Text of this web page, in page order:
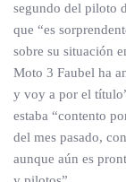
segundo del piloto
que “es
sobre su situación
Moto 3 Faubel ha
y voy a por el
estaba “contento
del mes pasado,
aunque aún es